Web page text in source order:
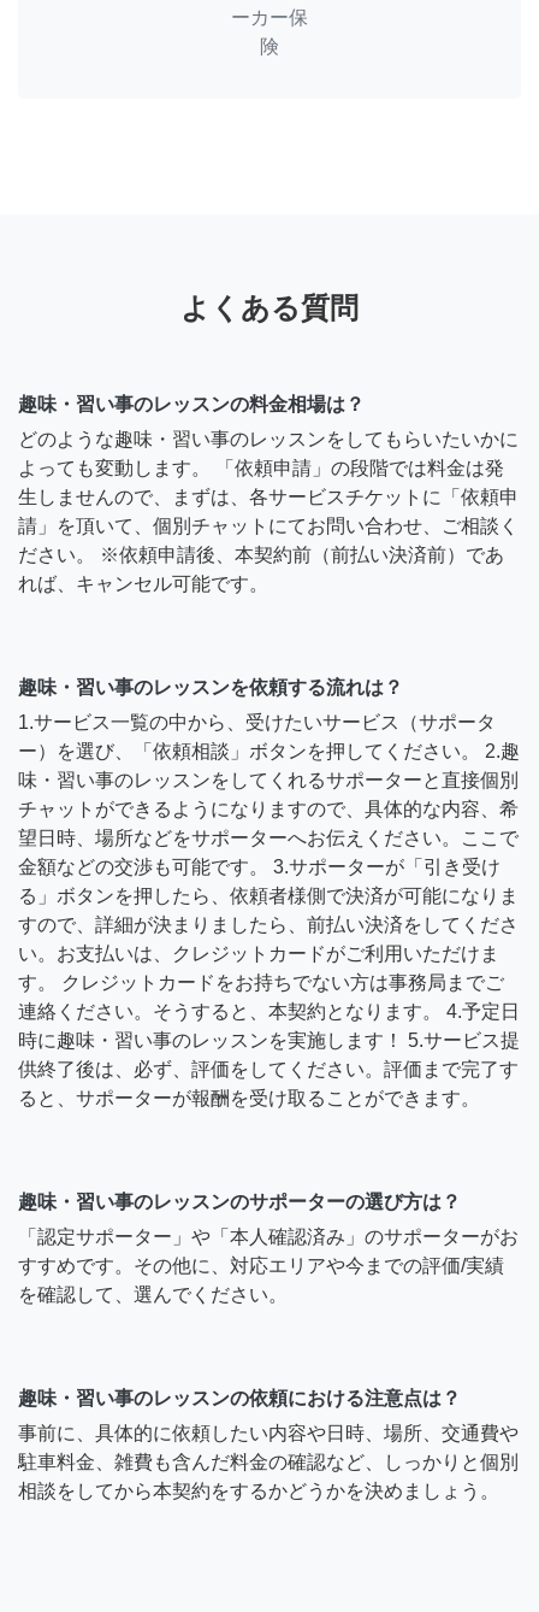
ーカー保
険
よくある質問
趣味・習い事のレッスンの料金相場は？
どのような趣味・習い事のレッスンをしてもらいたいかに
よっても変動します。 「依頼申請」の段階では料金は発
生しませんので、まずは、各サービスチケットに「依頼申
請」を頂いて、個別チャットにてお問い合わせ、ご相談く
ださい。 ※依頼申請後、本契約前（前払い決済前）であ
れば、キャンセル可能です。
趣味・習い事のレッスンを依頼する流れは？
1.サービス一覧の中から、受けたいサービス（サポータ
ー）を選び、「依頼相談」ボタンを押してください。 2.趣
味・習い事のレッスンをしてくれるサポーターと直接個別
チャットができるようになりますので、具体的な内容、希
望日時、場所などをサポーターへお伝えください。ここで
金額などの交渉も可能です。 3.サポーターが「引き受け
る」ボタンを押したら、依頼者様側で決済が可能になりま
すので、詳細が決まりましたら、前払い決済をしてくださ
い。お支払いは、クレジットカードがご利用いただけま
す。 クレジットカードをお持ちでない方は事務局までご
連絡ください。そうすると、本契約となります。 4.予定日
時に趣味・習い事のレッスンを実施します！ 5.サービス提
供終了後は、必ず、評価をしてください。評価まで完了す
ると、サポーターが報酬を受け取ることができます。
趣味・習い事のレッスンのサポーターの選び方は？
「認定サポーター」や「本人確認済み」のサポーターがお
すすめです。その他に、対応エリアや今までの評価/実績
を確認して、選んでください。
趣味・習い事のレッスンの依頼における注意点は？
事前に、具体的に依頼したい内容や日時、場所、交通費や
駐車料金、雑費も含んだ料金の確認など、しっかりと個別
相談をしてから本契約をするかどうかを決めましょう。